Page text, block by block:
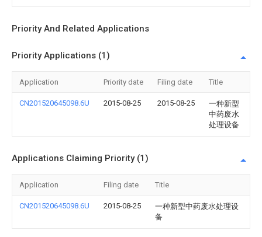
Priority And Related Applications
Priority Applications (1)
Application Priority date Filing date Title
CN201520645098.6U 2015-08-25 2015-08-25
一种新型
中药废水
处理设备
Applications Claiming Priority (1)
Application Filing date Title
CN201520645098.6U 2015-08-25
一种新型中药废水处理设
备